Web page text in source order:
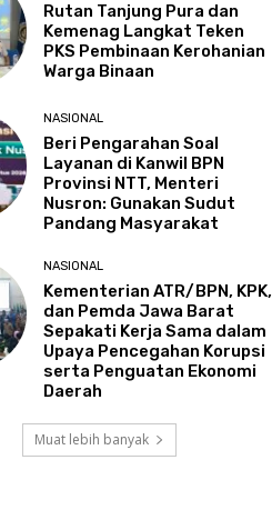
Rutan Tanjung Pura dan
Kemenag Langkat Teken
PKS Pembinaan Kerohanian
Warga Binaan
NASIONAL
Beri Pengarahan Soal
Layanan di Kanwil BPN
Provinsi NTT, Menteri
Nusron: Gunakan Sudut
Pandang Masyarakat
NASIONAL
Kementerian ATR/BPN, KPK,
dan Pemda Jawa Barat
Sepakati Kerja Sama dalam
Upaya Pencegahan Korupsi
serta Penguatan Ekonomi
Daerah
Muat lebih banyak